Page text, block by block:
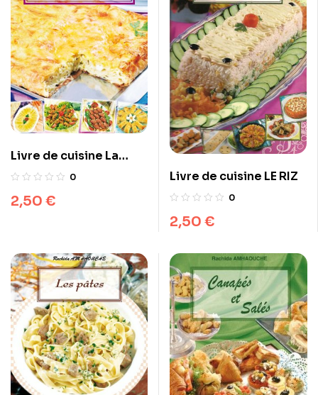
Livre de cuisine La
cuisine turque
0
2,50 €
Livre de cuisine LE RIZ
0
2,50 €